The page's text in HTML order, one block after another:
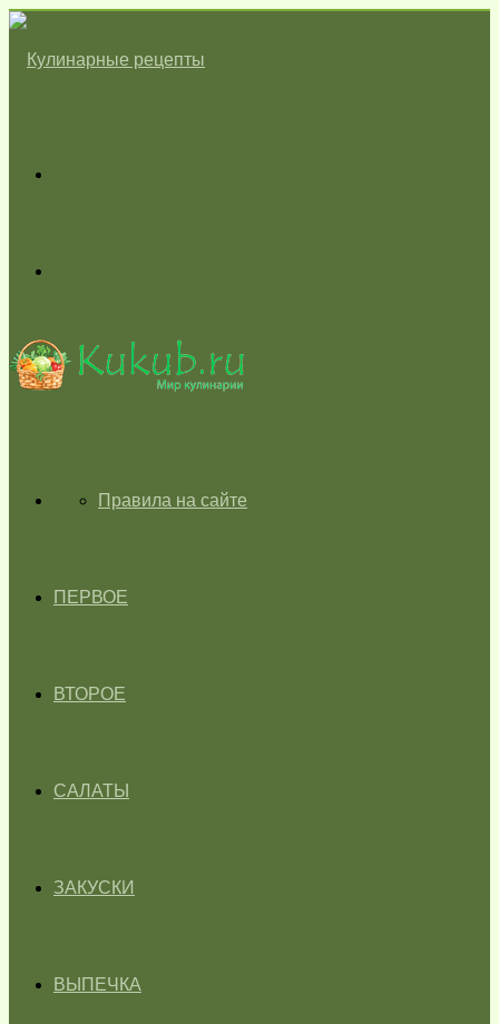
skin
ГЛАВНАЯПравила на сайте
ПЕРВОЕ
ВТОРОЕ
САЛАТЫ
ЗАКУСКИ
ВЫПЕЧКА